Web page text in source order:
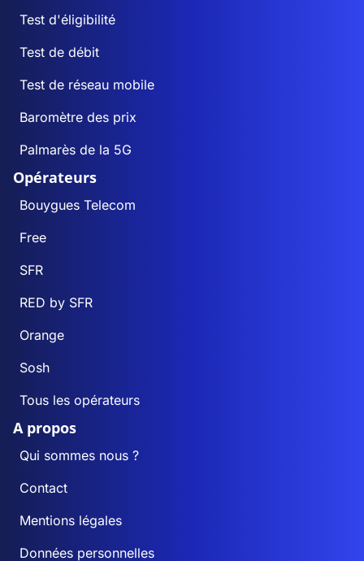
Test d'éligibilité
Test de débit
Test de réseau mobile
Baromètre des prix
Palmarès de la 5G
Opérateurs
Bouygues Telecom
Free
SFR
RED by SFR
Orange
Sosh
Tous les opérateurs
A propos
Qui sommes nous ?
Contact
Mentions légales
Données personnelles